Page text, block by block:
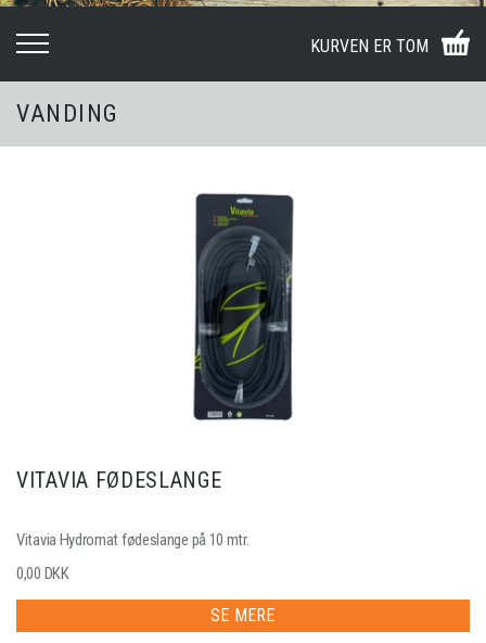
KURVEN ER TOM
VANDING
VITAVIA FØDESLANGE
Vitavia Hydromat fødeslange på 10 mtr.
0,00 DKK
SE MERE